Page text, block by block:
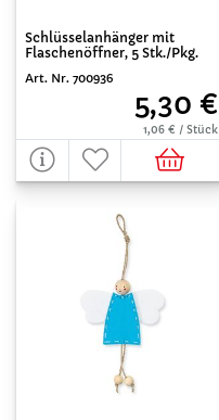
Schlüsselanhänger mit
Flaschenöffner, 5 Stk./Pkg.
Art. Nr. 700936
5,30 €
1,06 € / Stück